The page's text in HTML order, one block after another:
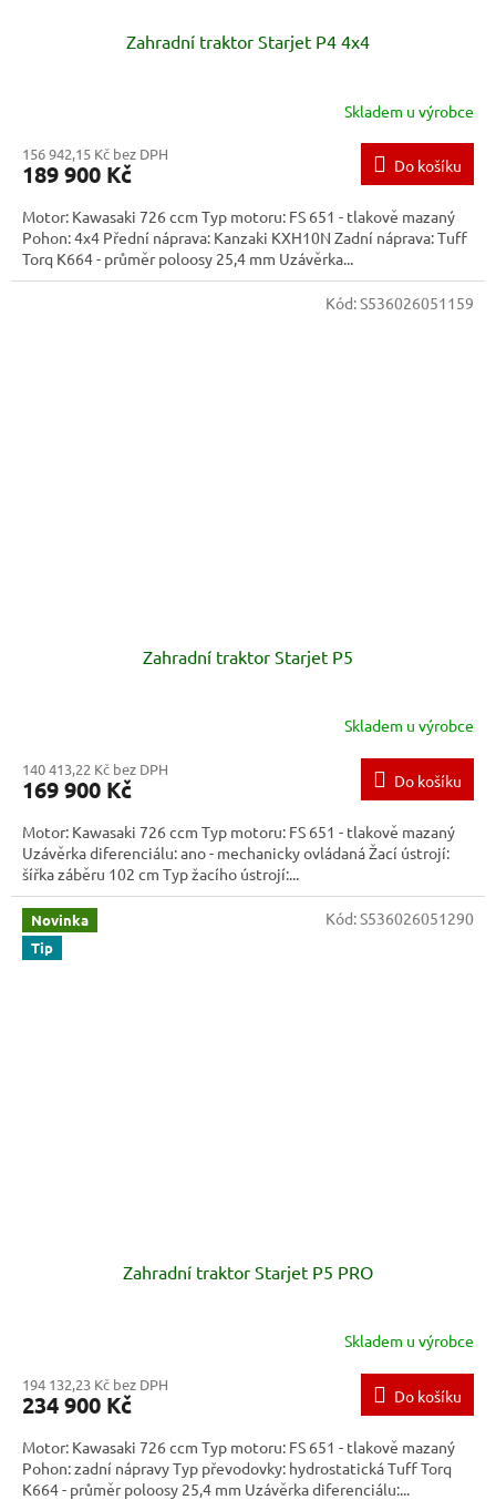
Zahradní traktor Starjet P4 4x4
Skladem u výrobce
156 942,15 Kč bez DPH
189 900 Kč Do košíku
Motor: Kawasaki 726 ccm Typ motoru: FS 651 - tlakově mazaný
Pohon: 4x4 Přední náprava: Kanzaki KXH10N Zadní náprava: Tuff
Torq K664 - průměr poloosy 25,4 mm Uzávěrka...
Zahradní traktor Starjet P5
Skladem u výrobce
140 413,22 Kč bez DPH
169 900 Kč Do košíku
Motor: Kawasaki 726 ccm Typ motoru: FS 651 - tlakově mazaný
Uzávěrka diferenciálu: ano - mechanicky ovládaná Žací ústrojí:
šířka záběru 102 cm Typ žacího ústrojí:...
Kód:S536026051159
Novinka
Tip
Zahradní traktor Starjet P5 PRO
Skladem u výrobce
194 132,23 Kč bez DPH
234 900 Kč Do košíku
Motor: Kawasaki 726 ccm Typ motoru: FS 651 - tlakově mazaný
Pohon: zadní nápravy Typ převodovky: hydrostatická Tuff Torq
K664 - průměr poloosy 25,4 mm Uzávěrka diferenciálu:...
Kód:S536026051290